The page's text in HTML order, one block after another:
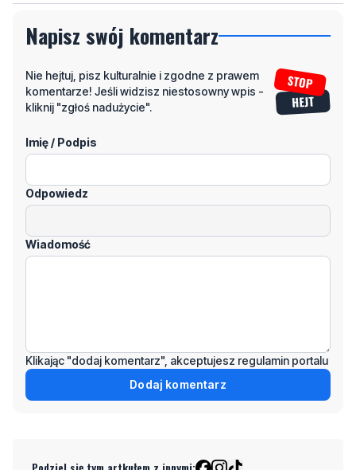
komentarze! Jeśli widzisz niestosowny wpis -
kliknij "zgłoś nadużycie".
Imię / Podpis
Odpowiedz
Wiadomość